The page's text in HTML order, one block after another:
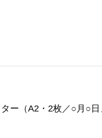
ー（A2・2枚／○月○日